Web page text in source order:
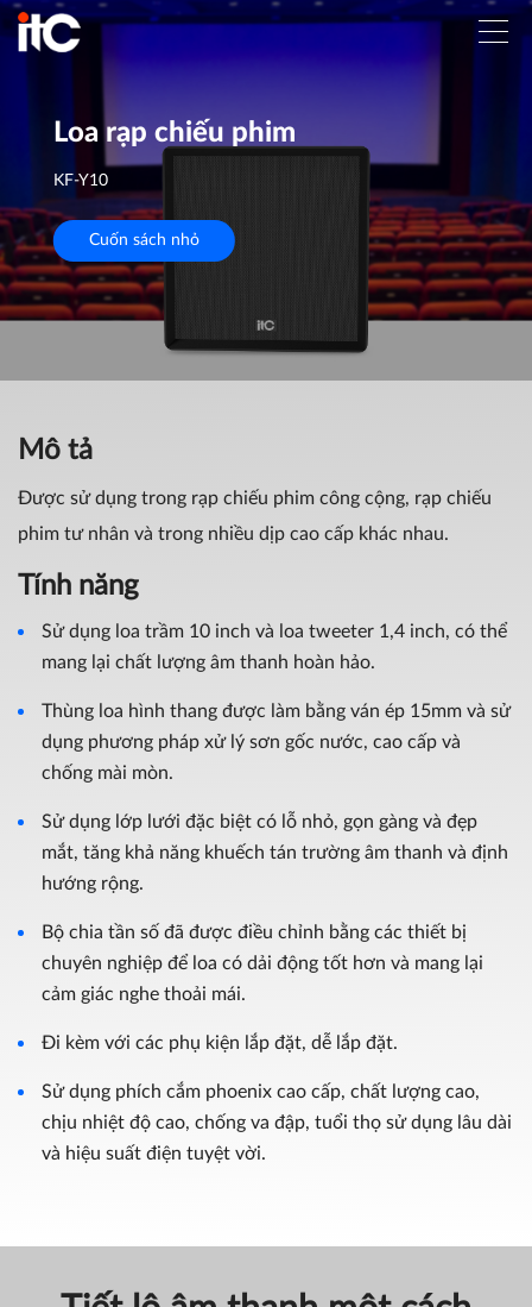
Loa rạp chiếu phim
KF-Y10
Cuốn sách nhỏ
Mô tả
Được sử dụng trong rạp chiếu phim công cộng, rạp chiếu
phim tư nhân và trong nhiều dịp cao cấp khác nhau.
Tính năng
Sử dụng loa trầm 10 inch và loa tweeter 1,4 inch, có thể
mang lại chất lượng âm thanh hoàn hảo.
Thùng loa hình thang được làm bằng ván ép 15mm và sử
dụng phương pháp xử lý sơn gốc nước, cao cấp và
chống mài mòn.
Sử dụng lớp lưới đặc biệt có lỗ nhỏ, gọn gàng và đẹp
mắt, tăng khả năng khuếch tán trường âm thanh và định
hướng rộng.
Bộ chia tần số đã được điều chỉnh bằng các thiết bị
chuyên nghiệp để loa có dải động tốt hơn và mang lại
cảm giác nghe thoải mái.
Đi kèm với các phụ kiện lắp đặt, dễ lắp đặt.
Sử dụng phích cắm phoenix cao cấp, chất lượng cao,
chịu nhiệt độ cao, chống va đập, tuổi thọ sử dụng lâu dài
và hiệu suất điện tuyệt vời.